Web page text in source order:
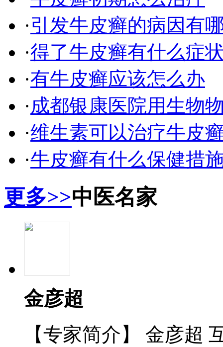
·引发牛皮癣的病因有
·得了牛皮癣有什么症
·有牛皮癣应该怎么办
·成都银康医院用生物
·维生素可以治疗牛皮
·牛皮癣有什么保健措
更多>>中医名家
金彦超
【专家简介】 金彦超